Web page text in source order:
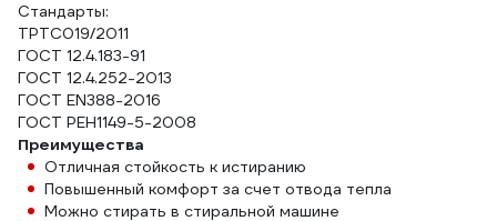
Стандарты:
ТРТС019/2011
ГОСТ 12.4.183-91
ГОСТ 12.4.252-2013
ГОСТ EN388-2016
ГОСТ PЕН1149-5-2008
Преимущества
Отличная стойкость к истиранию
Повышенный комфорт за счет отвода тепла
Можно стирать в стиральной машине